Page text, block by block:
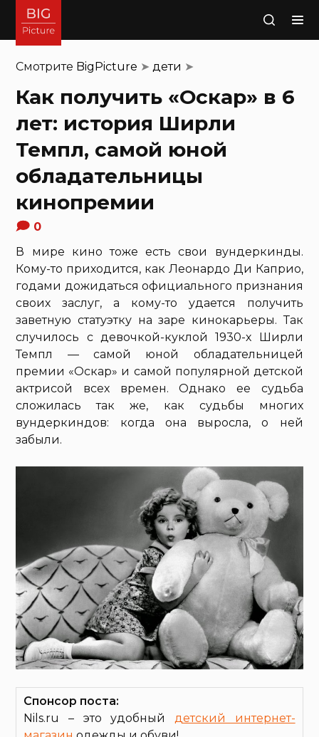
Поиск
Смотрите BigPicture ➤дети ➤
Как получить «Оскар» в 6
лет: история Ширли
Темпл, самой юной
обладательницы
кинопремии
0
В мире кино тоже есть свои вундеркинды.
Кому-то приходится, как Леонардо Ди Каприо,
годами дожидаться официального признания
своих заслуг, а кому-то удается получить
заветную статуэтку на заре кинокарьеры. Так
случилось с девочкой-куклой 1930-х Ширли
Темпл — самой юной обладательницей
премии «Оскар» и самой популярной детской
актрисой всех времен. Однако ее судьба
сложилась так же, как судьбы многих
вундеркиндов: когда она выросла, о ней
забыли.
Спонсор поста:
Nils.ru – это удобный детский интернет-